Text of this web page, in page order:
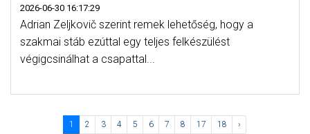
2026-06-30 16:17:29
Adrian Zeljkovič szerint remek lehetőség, hogy a
szakmai stáb ezúttal egy teljes felkészülést
végigcsinálhat a csapattal...
1 2 3 4 5 6 7 8 17 18 ›